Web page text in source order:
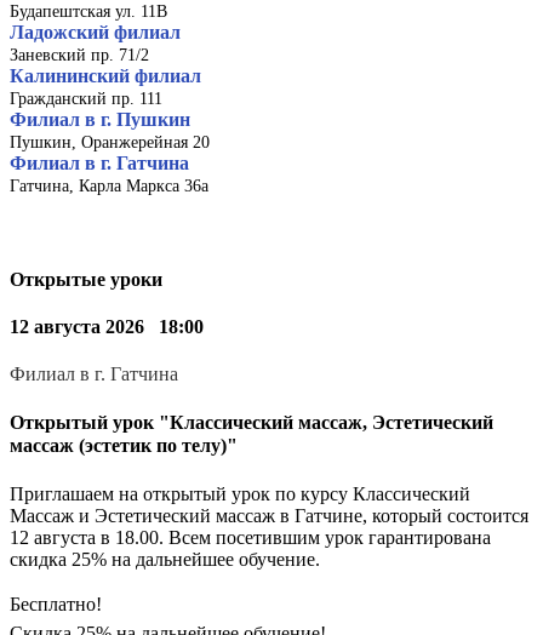
Будапештская ул. 11В
Ладожский филиал
Заневский пр. 71/2
Калининский филиал
Гражданский пр. 111
Филиал в г. Пушкин
Пушкин, Оранжерейная 20
Филиал в г. Гатчина
Гатчина, Карла Маркса 36а
Открытые уроки
12 августа 2026 18:00
Филиал в г. Гатчина
Открытый урок "Классический массаж, Эстетический
массаж (эстетик по телу)"
Приглашаем на открытый урок по курсу Классический
Массаж и Эстетический массаж в Гатчине, который состоится
12 августа в 18.00. Всем посетившим урок гарантирована
скидка 25% на дальнейшее обучение.
Бесплатно!